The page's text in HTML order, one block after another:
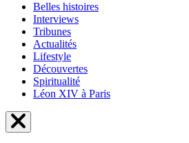
Belles histoires
Interviews
Tribunes
Actualités
Lifestyle
Découvertes
Spiritualité
Léon XIV à Paris